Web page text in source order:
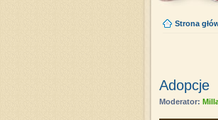
Strona
Adopcje
Moderator: